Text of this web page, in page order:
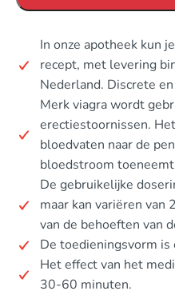
In onze apotheek kun
recept, met levering
Nederland. Discrete
Merk viagra wordt
erectiestoornissen.
bloedvaten naar de
bloedstroom
De gebruikelijke
maar kan variëren
van de behoeften van
De toedieningsvorm is
Het effect van het
30-60 minuten.